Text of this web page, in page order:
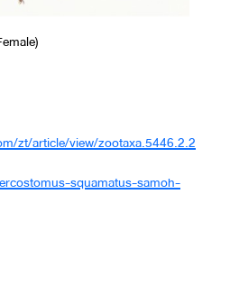
zt/article/view/zootaxa.5446.2.2
squamatus-samoh-